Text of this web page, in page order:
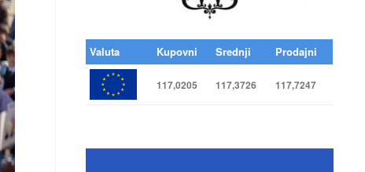
Valuta Kupovni Srednji Prodajni
117,0205 117,3726 117,7247